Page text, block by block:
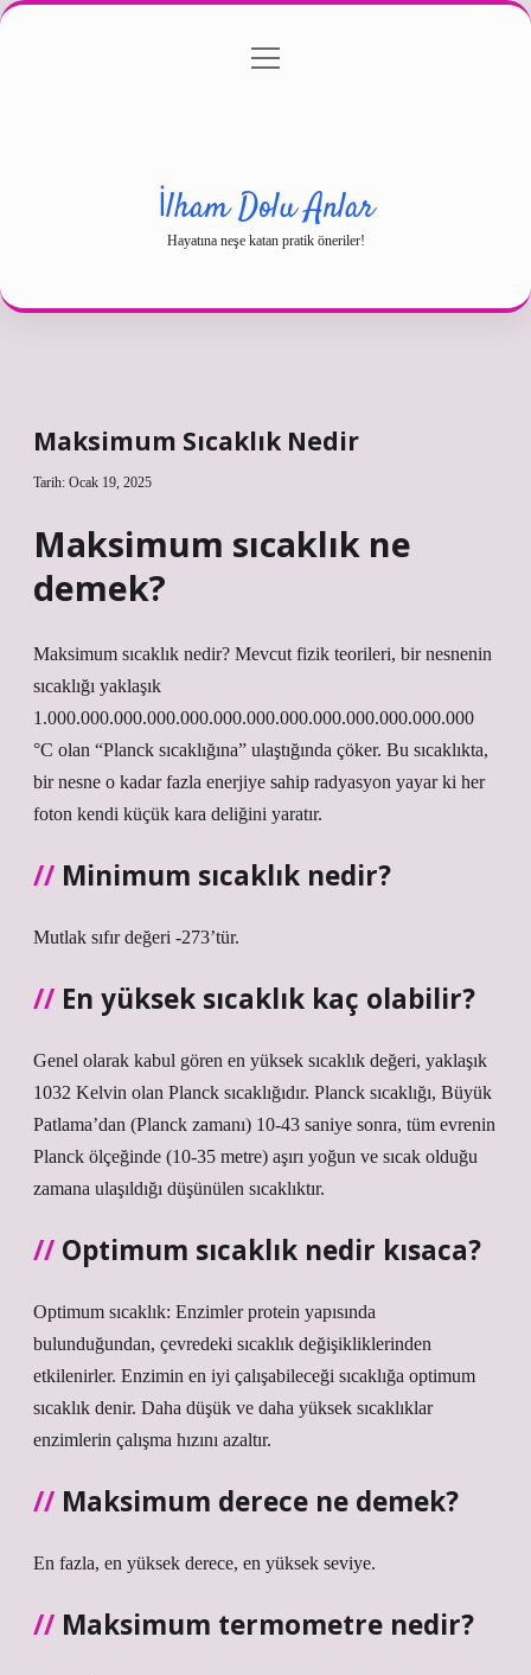
Gizlilik Politikası
menüyü
İlham Dolu Anlar
Hayatına neşe katan pratik öneriler!
Maksimum Sıcaklık Nedir
Tarih: Ocak 19, 2025
Maksimum sıcaklık ne
demek?
Maksimum sıcaklık nedir? Mevcut fizik teorileri, bir nesnenin
sıcaklığı yaklaşık
1.000.000.000.000.000.000.000.000.000.000.000.000.000
°C olan “Planck sıcaklığına” ulaştığında çöker. Bu sıcaklıkta,
bir nesne o kadar fazla enerjiye sahip radyasyon yayar ki her
foton kendi küçük kara deliğini yaratır.
Minimum sıcaklık nedir?
Mutlak sıfır değeri -273’tür.
En yüksek sıcaklık kaç olabilir?
Genel olarak kabul gören en yüksek sıcaklık değeri, yaklaşık
1032 Kelvin olan Planck sıcaklığıdır. Planck sıcaklığı, Büyük
Patlama’dan (Planck zamanı) 10-43 saniye sonra, tüm evrenin
Planck ölçeğinde (10-35 metre) aşırı yoğun ve sıcak olduğu
zamana ulaşıldığı düşünülen sıcaklıktır.
Optimum sıcaklık nedir kısaca?
Optimum sıcaklık: Enzimler protein yapısında
bulunduğundan, çevredeki sıcaklık değişikliklerinden
etkilenirler. Enzimin en iyi çalışabileceği sıcaklığa optimum
sıcaklık denir. Daha düşük ve daha yüksek sıcaklıklar
enzimlerin çalışma hızını azaltır.
Maksimum derece ne demek?
En fazla, en yüksek derece, en yüksek seviye.
Maksimum termometre nedir?